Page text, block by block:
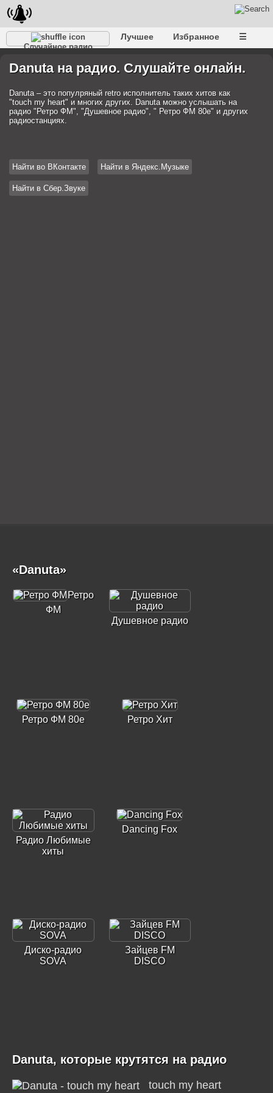
Случайное радио
Лучшее Избранное ☰
Danuta на радио. Слушайте онлайн.
Danuta – это популряный retro исполнитель таких хитов как
"touch my heart" и многих других. Danuta можно услышать на
радио "Ретро ФМ", "Душевное радио", " Ретро ФМ 80е" и других
радиостанциях.
Найти во ВКонтакте Найти в Яндекс.Музыке
Найти в Сбер.Звуке
«Danuta»
Ретро
ФМ
Душевное радио
Ретро ФМ 80е Ретро Хит
Радио Любимые
хиты
Dancing Fox
Диско-радио
SOVA
Зайцев FM
DISCO
Danuta, которые крутятся на радио
touch my heart